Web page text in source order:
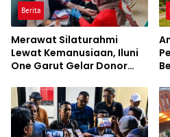
Berita
Merawat Silaturahmi
Lewat Kemanusiaan, Iluni
One Garut Gelar Donor
untuk PMI